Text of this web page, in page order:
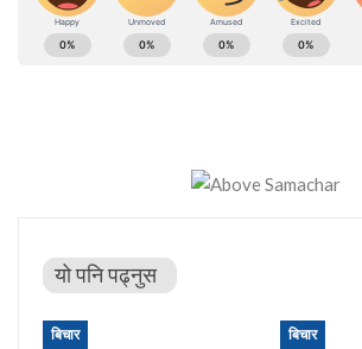
यो पनि पढ्नुस
बिचार बिचार